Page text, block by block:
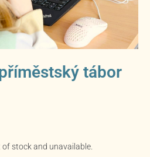
tábor
stock and unavailable.